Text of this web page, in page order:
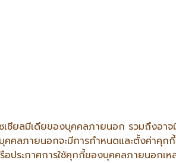
ซเชียลมีเดียของบุคคลภายนอก รวมถึงอ
คคลภายนอกจะมีการกำหนดและตั้งค่าคุ
อประกาศการใช้คุกกี้ของบุคคลภายนอกเ